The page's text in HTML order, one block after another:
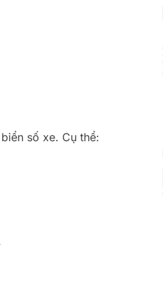
số xe. Cụ thể: